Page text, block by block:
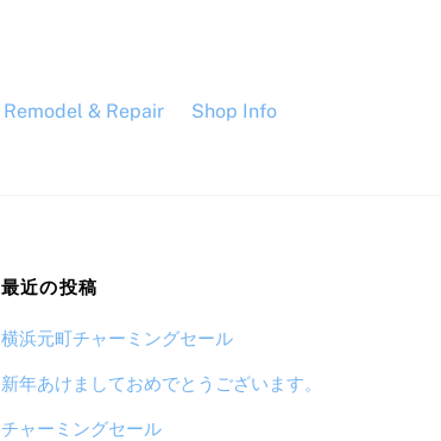
Remodel & Repair Shop Info
最近の投稿
横浜元町チャーミングセール
新年あけましておめでとうございます。
チャーミングセール